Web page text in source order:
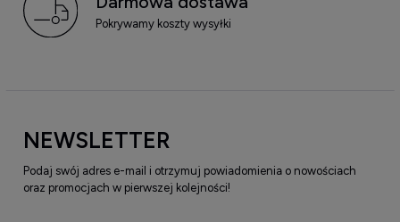
Pokrywamy koszty wysyłki
NEWSLETTER
Podaj swój adres e-mail i otrzymuj powiadomienia o nowościach
oraz promocjach w pierwszej kolejności!